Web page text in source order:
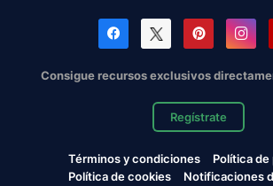
Consigue recursos exclusivos
Regístrate
Términos y condiciones
Política
Política de cookies
Notificaciones